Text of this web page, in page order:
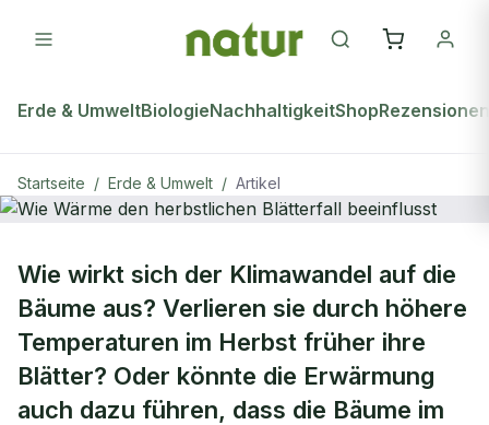
Erde & UmweltBiologieNachhaltigkeitShopRezensionen
Startseite / Erde & Umwelt / Artikel
Wie Wärme den herbstlichen
Blätterfall beeinflusst
Wie wirkt sich der Klimawandel auf die
Bäume aus? Verlieren sie durch höhere
Temperaturen im Herbst früher ihre
Blätter? Oder könnte die Erwärmung
auch dazu führen, dass die Bäume im